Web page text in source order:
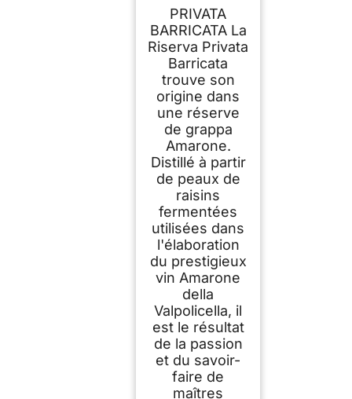
PRIVATA
BARRICATA La
Riserva Privata
Barricata
trouve son
origine dans
une réserve
de grappa
Amarone.
Distillé à partir
de peaux de
raisins
fermentées
utilisées dans
l'élaboration
du prestigieux
vin Amarone
della
Valpolicella, il
est le résultat
de la passion
et du savoir-
faire de
maîtres